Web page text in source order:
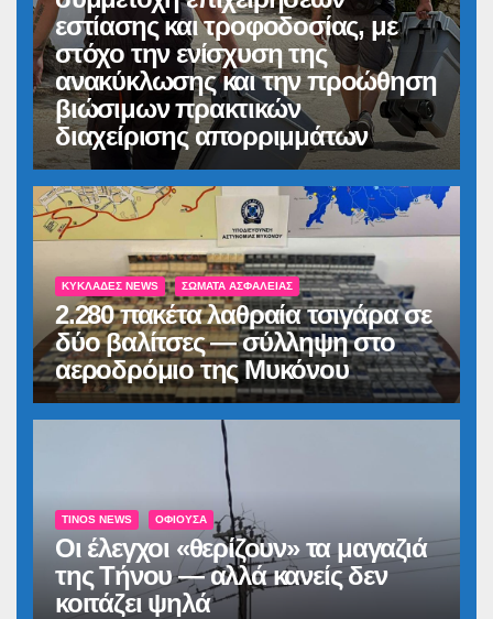
εστίασης και τροφοδοσίας, με
στόχο την ενίσχυση της
ανακύκλωσης και την προώθηση
βιώσιμων πρακτικών
διαχείρισης απορριμμάτων
ΚΥΚΛΆΔΕΣ NEWS ΣΏΜΑΤΑ ΑΣΦΑΛΕΊΑΣ
2.280 πακέτα λαθραία τσιγάρα σε
δύο βαλίτσες — σύλληψη στο
αεροδρόμιο της Μυκόνου
TINOS NEWS ΟΦΙΟΎΣΑ
Οι έλεγχοι «θερίζουν» τα μαγαζιά
της Τήνου — αλλά κανείς δεν
κοιτάζει ψηλά